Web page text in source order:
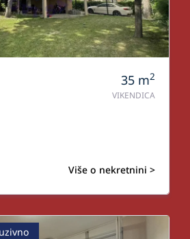
35 m2
VIKENDICA
Više o nekretnini >